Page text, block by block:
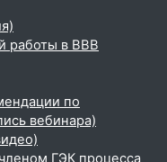
работы в BBB
по
вебинара)
ГЭК процесса